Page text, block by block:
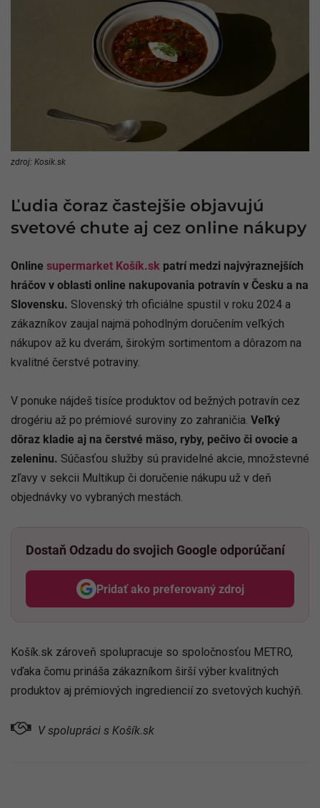
zdroj: Kosik.sk
Ľudia čoraz častejšie objavujú
svetové chute aj cez online nákupy
Online supermarket Košík.sk patrí medzi najvýraznejších
hráčov v oblasti online nakupovania potravín v Česku a na
Slovensku. Slovenský trh oficiálne spustil v roku 2024 a
zákazníkov zaujal najmä pohodlným doručením veľkých
nákupov až ku dverám, širokým sortimentom a dôrazom na
kvalitné čerstvé potraviny.
V ponuke nájdeš tisíce produktov od bežných potravín cez
drogériu až po prémiové suroviny zo zahraničia. Veľký
dôraz kladie aj na čerstvé mäso, ryby, pečivo či ovocie a
zeleninu. Súčasťou služby sú pravidelné akcie, množstevné
zľavy v sekcii Multikup či doručenie nákupu už v deň
objednávky vo vybraných mestách.
Dostaň Odzadu do svojich Google odporúčaní
Pridať ako preferovaný zdroj
Odzadu, odkaz sa otvorí v
Košík.sk zároveň spolupracuje so spoločnosťou METRO,
vďaka čomu prináša zákazníkom širší výber kvalitných
produktov aj prémiových ingrediencií zo svetových kuchýň.
V spolupráci s Košík.sk